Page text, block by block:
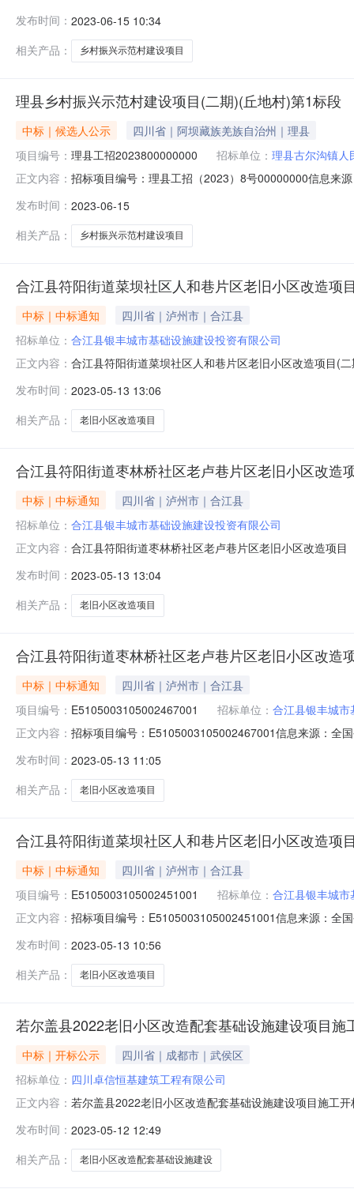
易系统2.阿坝州政府采购电子交易系统3.阿坝州国有产权
发布时间： 2023-06-15 10:34
相关产品：
乡村振兴示范村建设项目
理县乡村振兴示范村建设项目(二期)(丘地村)第1标段
中标｜候选人公示
四川省｜阿坝藏族羌族自治州｜理县
项目编号： 理县工招2023800000000 招标单位： 理县古尔沟镇人
正文内容： 招标项目编号：理县工招（2023）8号00000000信息来
系统2.阿坝州政府采购电子交易系统3.阿坝州国有产权和
发布时间： 2023-06-15
相关产品：
乡村振兴示范村建设项目
合江县符阳街道菜坝社区人和巷片区老旧小区改造项
中标｜中标通知
四川省｜泸州市｜合江县
招标单位： 合江县银丰城市基础设施建设投资有限公司
正文内容： 合江县符阳街道菜坝社区人和巷片区老旧小区改造项目(
基础设施建设投资有限公司项目业主联系电话
标代理机
发布时间： 2023-05-13 13:06
相关产品：
老旧小区改造项目
合江县符阳街道枣林桥社区老卢巷片区老旧小区改造
中标｜中标通知
四川省｜泸州市｜合江县
招标单位： 合江县银丰城市基础设施建设投资有限公司
正文内容： 合江县符阳街道枣林桥社区老卢巷片区老旧小区改造项
江县银丰城市基础设施建设投资有限公司项目业主联系
程项目管理有
发布时间： 2023-05-13 13:04
相关产品：
老旧小区改造项目
合江县符阳街道枣林桥社区老卢巷片区老旧小区改造
中标｜中标通知
四川省｜泸州市｜合江县
项目编号： E5105003105002467001 招标单位： 合江县银丰城
正文内容： 招标项目编号：E5105003105002467001信息来源：全
称合江县符阳街道枣林桥社区老卢巷片区老旧小区改造
限公司项
发布时间： 2023-05-13 11:05
相关产品：
老旧小区改造项目
合江县符阳街道菜坝社区人和巷片区老旧小区改造项
中标｜中标通知
四川省｜泸州市｜合江县
项目编号： E5105003105002451001 招标单位： 合江县银丰城
正文内容： 招标项目编号：E5105003105002451001信息来源：全
江县符阳街道菜坝社区人和巷片区老旧小区改造项目(二
业主联
发布时间： 2023-05-13 10:56
相关产品：
老旧小区改造项目
若尔盖县2022老旧小区改造配套基础设施建设项目施
中标｜开标公示
四川省｜成都市｜武侯区
招标单位： 四川卓信恒基建筑工程有限公司
正文内容： 若尔盖县2022老旧小区改造配套基础设施建设项目施工
（交货期）：90。投标人名称：四川誉智和建设项目管
发布时间： 2023-05-12 12:49
相关产品：
老旧小区改造配套基础设施建设